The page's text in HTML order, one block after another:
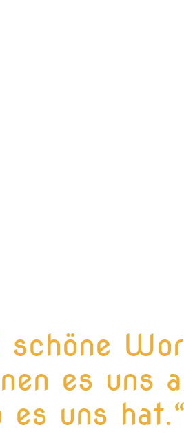
schöne
es uns
uns hat.“